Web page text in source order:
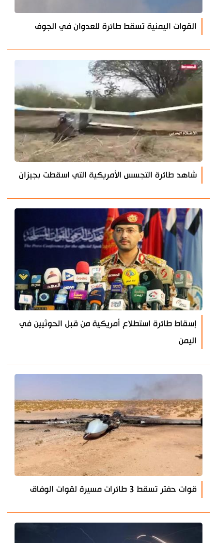
القوات اليمنية تسقط طائرة للعدوان في الجوف
شاهد طائرة التجسس الأمريكية التي اسقطت بجيزان
إسقاط طائرة استطلاع أمريكية من قبل الحوثيين في
اليمن
قوات حفتر تسقط 3 طائرات مسيرة لقوات الوفاق